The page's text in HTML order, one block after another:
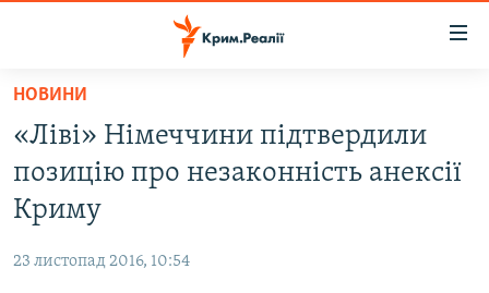
Перейти
основного
матеріалу
Перейти
до
основної
ВІДЕО ТА ФОТО
БЛОГИ
НОВИНИ
«Ліві» Німеччини підтвердили
позицію про незаконність анексії
Криму
23 листопад 2016, 10:54